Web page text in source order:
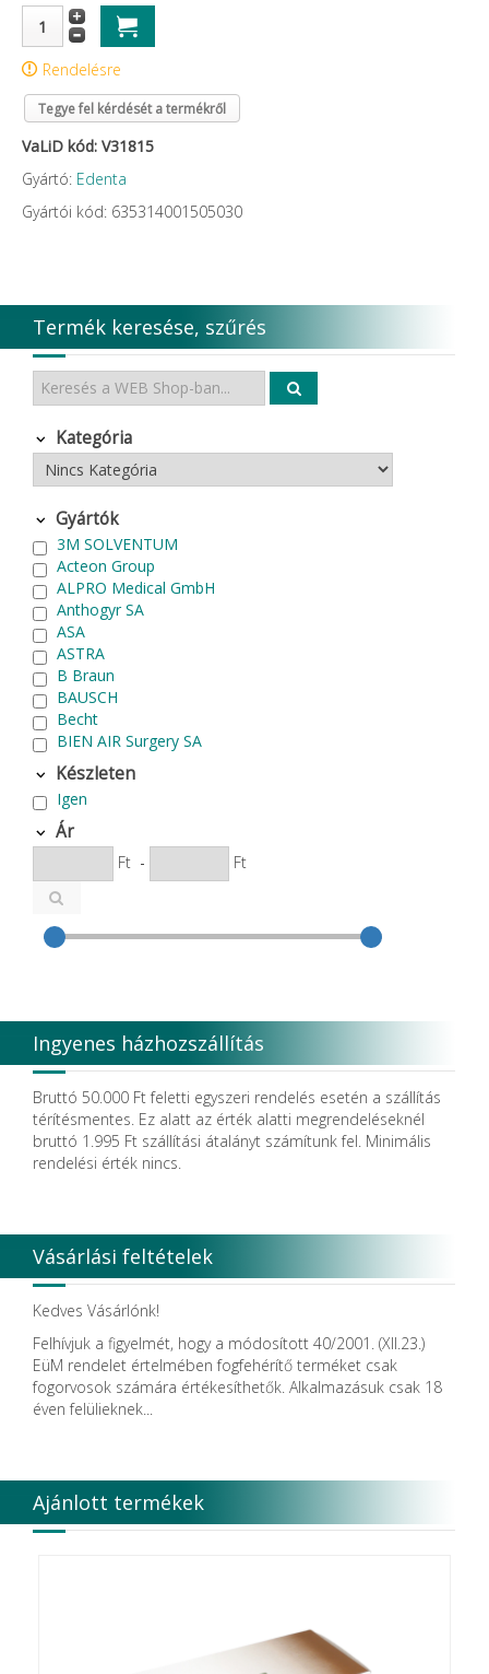
Rendelésre
Tegye fel kérdését a termékről
VaLiD kód: V31815
Gyártó: Edenta
Gyártói kód: 635314001505030
Termék keresése, szűrés
Kategória
Gyártók
3M SOLVENTUM
Acteon Group
ALPRO Medical GmbH
Anthogyr SA
ASA
ASTRA
B Braun
BAUSCH
Becht
BIEN AIR Surgery SA
Bode Chemie
Cardex
Carlo de Giorgi srl
CATTANI SpA
CAVEX
Cefla S.C.
CEMM Dental High Tech Ltd.
Coxo Medical Instrument Co. Ltd.
Degradable Solutions AG
DELTA RT.
Dendia GmbH
DenMat Holdings, LLC
Dental Film srl.
Dental Pacific
Dentis
Dentsply Sirona
Detax
DFS
DIADENT
DIRECTA AB
Discus Dental PHILIPS
DISPOTECH S.r.l.
DKL
DUX
Edelweiss Dentistry Products GmbH
Edenta
Készleten
Igen
Ár
Ft - Ft
Ingyenes házhozszállítás
Bruttó 50.000 Ft feletti egyszeri rendelés esetén a szállítás
térítésmentes. Ez alatt az érték alatti megrendeléseknél
bruttó 1.995 Ft szállítási átalányt számítunk fel. Minimális
rendelési érték nincs.
Vásárlási feltételek
Kedves Vásárlónk!
Felhívjuk a figyelmét, hogy a módosított 40/2001. (XII.23.)
EüM rendelet értelmében fogfehérítő terméket csak
fogorvosok számára értékesíthetők. Alkalmazásuk csak 18
éven felülieknek...
Ajánlott termékek